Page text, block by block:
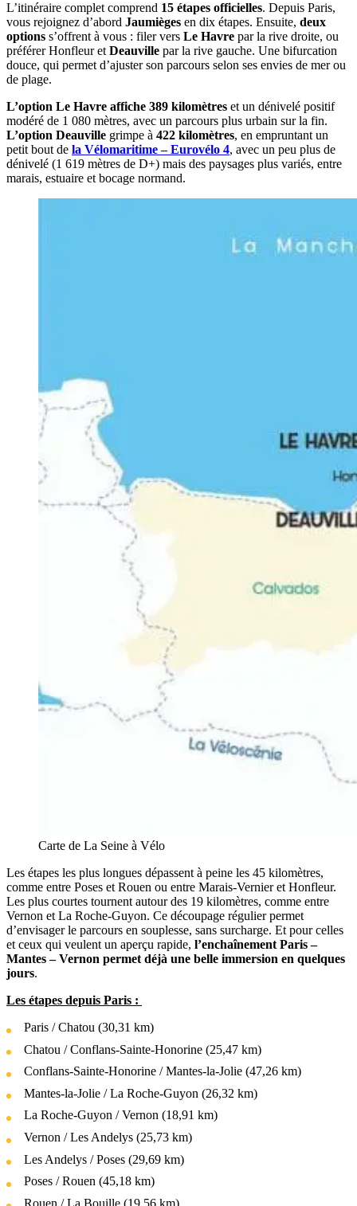
L’itinéraire complet comprend 15 étapes officielles. Depuis Paris,
vous rejoignez d’abord Jaumièges en dix étapes. Ensuite, deux
options s’offrent à vous : filer vers Le Havre par la rive droite, ou
préférer Honfleur et Deauville par la rive gauche. Une bifurcation
douce, qui permet d’ajuster son parcours selon ses envies de mer ou
de plage.
L’option Le Havre affiche 389 kilomètres et un dénivelé positif
modéré de 1 080 mètres, avec un parcours plus urbain sur la fin.
L’option Deauville grimpe à 422 kilomètres, en empruntant un
petit bout de la Vélomaritime – Eurovélo 4, avec un peu plus de
dénivelé (1 619 mètres de D+) mais des paysages plus variés, entre
marais, estuaire et bocage normand.
Carte de La Seine à Vélo
Les étapes les plus longues dépassent à peine les 45 kilomètres,
comme entre Poses et Rouen ou entre Marais-Vernier et Honfleur.
Les plus courtes tournent autour des 19 kilomètres, comme entre
Vernon et La Roche-Guyon. Ce découpage régulier permet
d’envisager le parcours en souplesse, sans surcharge. Et pour celles
et ceux qui veulent un aperçu rapide, l’enchaînement Paris –
Mantes – Vernon permet déjà une belle immersion en quelques
jours.
Les étapes depuis Paris :
Paris / Chatou (30,31 km)
Chatou / Conflans-Sainte-Honorine (25,47 km)
Conflans-Sainte-Honorine / Mantes-la-Jolie (47,26 km)
Mantes-la-Jolie / La Roche-Guyon (26,32 km)
La Roche-Guyon / Vernon (18,91 km)
Vernon / Les Andelys (25,73 km)
Les Andelys / Poses (29,69 km)
Poses / Rouen (45,18 km)
Rouen / La Bouille (19,56 km)